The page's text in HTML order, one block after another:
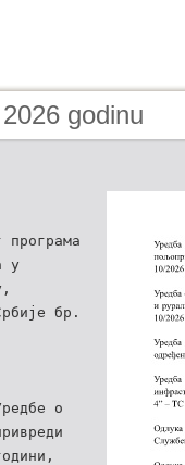
godinu
програма
у
бр.
о